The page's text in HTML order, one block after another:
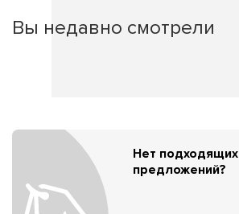
Вы недавно смотрели
Нет подходящих
предложений?